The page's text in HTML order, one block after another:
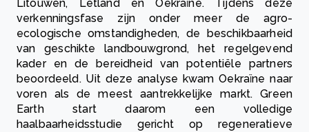
Litouwen, Letland en Oekraïne. Tijdens deze
verkenningsfase zijn onder meer de agro-
ecologische omstandigheden, de beschikbaarheid
van geschikte landbouwgrond, het regelgevend
kader en de bereidheid van potentiële partners
beoordeeld. Uit deze analyse kwam Oekraïne naar
voren als de meest aantrekkelijke markt. Green
Earth start daarom een volledige
haalbaarheidsstudie gericht op regeneratieve